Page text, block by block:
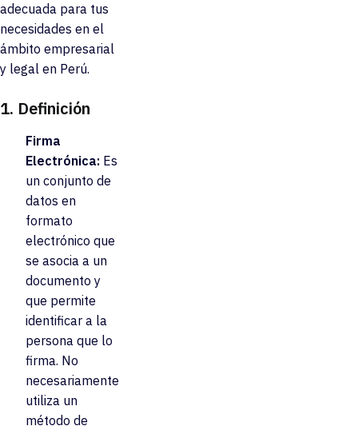
adecuada para tus
necesidades en el
ámbito empresarial
y legal en Perú.
1. Definición
Firma
Electrónica: Es
un conjunto de
datos en
formato
electrónico que
se asocia a un
documento y
que permite
identificar a la
persona que lo
firma. No
necesariamente
utiliza un
método de